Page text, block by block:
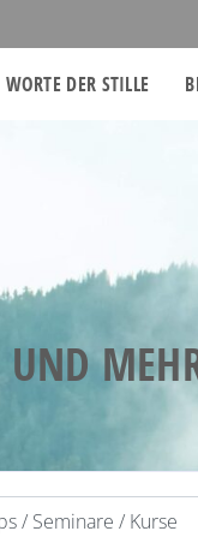
WORTE DER STILLE
UND